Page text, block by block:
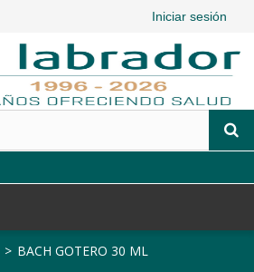
Iniciar sesión
> BACH GOTERO 30 ML